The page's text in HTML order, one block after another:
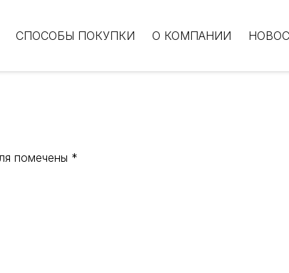
СПОСОБЫ ПОКУПКИ О КОМПАНИИ
помечены *